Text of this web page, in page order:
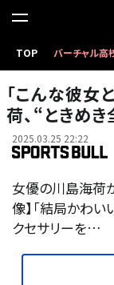
TOP バーチャル高
「こんな彼女
荷、“ときめ
2025.03.25 22:22
女優の川島海荷
像】「結局かわ
クセサリーを…